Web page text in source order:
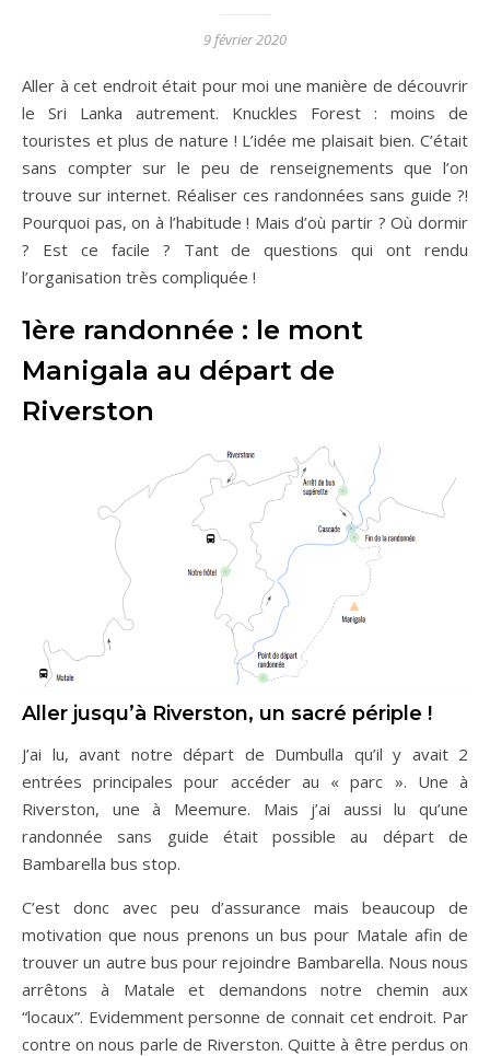
9 février 2020
Aller à cet endroit était pour moi une manière de découvrir
le Sri Lanka autrement. Knuckles Forest : moins de
touristes et plus de nature ! L’idée me plaisait bien. C’était
sans compter sur le peu de renseignements que l’on
trouve sur internet. Réaliser ces randonnées sans guide ?!
Pourquoi pas, on à l’habitude ! Mais d’où partir ? Où dormir
? Est ce facile ? Tant de questions qui ont rendu
l’organisation très compliquée !
1ère randonnée : le mont
Manigala au départ de
Riverston
Aller jusqu’à Riverston, un sacré périple !
J’ai lu, avant notre départ de Dumbulla qu’il y avait 2
entrées principales pour accéder au « parc ». Une à
Riverston, une à Meemure. Mais j’ai aussi lu qu’une
randonnée sans guide était possible au départ de
Bambarella bus stop.
C’est donc avec peu d’assurance mais beaucoup de
motivation que nous prenons un bus pour Matale afin de
trouver un autre bus pour rejoindre Bambarella. Nous nous
arrêtons à Matale et demandons notre chemin aux
“locaux”. Evidemment personne de connait cet endroit. Par
contre on nous parle de Riverston. Quitte à être perdus on